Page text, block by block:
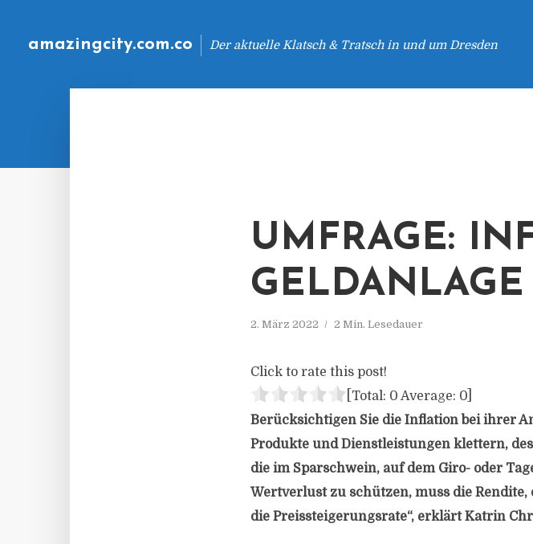
amazingcity.com.co Der aktuelle Klatsch & Tratsch in und um Dresden
UMFRAGE:
GELDANLAGE
2. März 2022 2 Min. Lesedauer
Click to rate this post!
[Total: 0 Average: 0
Berücksichtigen Sie die Inflation bei ihrer
Produkte und Dienstleistungen klettern,
die im Sparschwein, auf dem Giro- oder
Wertverlust zu schützen, muss die
die Preissteigerungsrate“, erklärt Katrin